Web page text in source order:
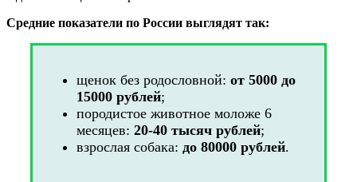
Средние показатели по России выглядят так:
щенок без родословной: от 5000 до
15000 рублей;
породистое животное моложе 6
месяцев: 20-40 тысяч рублей;
взрослая собака: до 80000 рублей.